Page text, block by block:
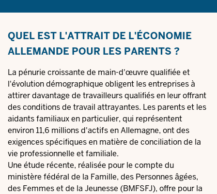
QUEL EST L'ATTRAIT DE L'ÉCONOMIE
ALLEMANDE POUR LES PARENTS ?
La pénurie croissante de main-d'œuvre qualifiée et
l'évolution démographique obligent les entreprises à
attirer davantage de travailleurs qualifiés en leur offrant
des conditions de travail attrayantes. Les parents et les
aidants familiaux en particulier, qui représentent
environ 11,6 millions d'actifs en Allemagne, ont des
exigences spécifiques en matière de conciliation de la
vie professionnelle et familiale.
Une étude récente, réalisée pour le compte du
ministère fédéral de la Famille, des Personnes âgées,
des Femmes et de la Jeunesse (BMFSFJ), offre pour la